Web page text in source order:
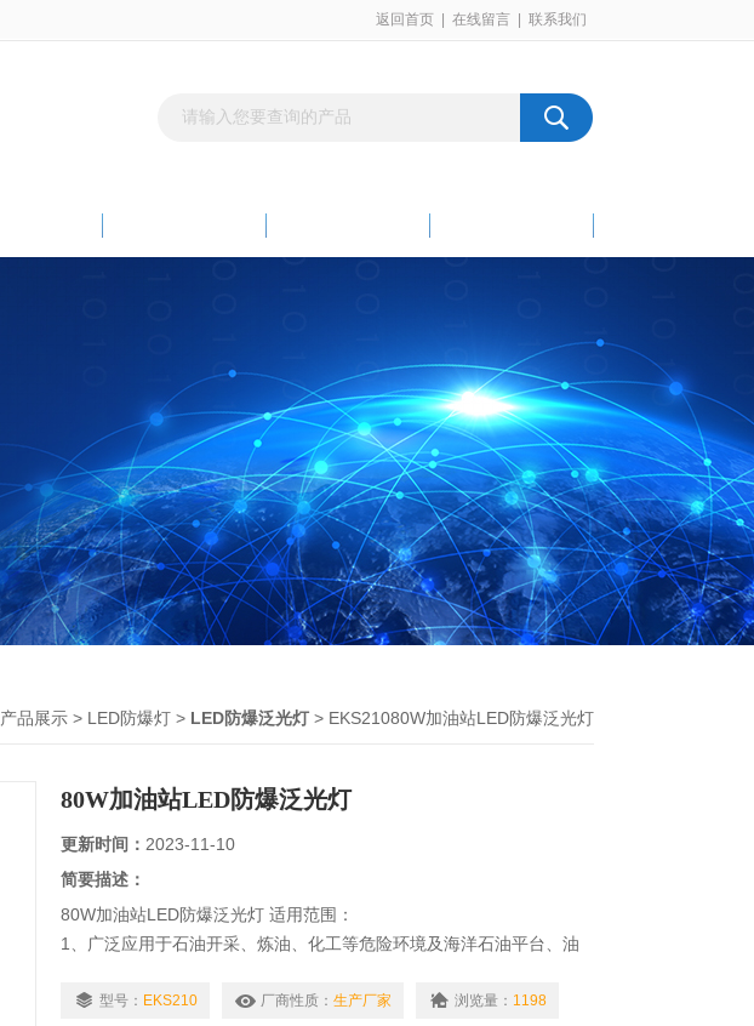
返回首页 在线留言 联系我们
产品展示 > LED防爆灯 > LED防爆泛光灯 > EKS21080W加油站LED防爆泛光灯
80W加油站LED防爆泛光灯
更新时间： 2023-11-10
简要描述：
80W加油站LED防爆泛光灯 适用范围：
1、广泛应用于石油开采、炼油、化工等危险环境及海洋石油平台、油
照明之用；
型号： EKS210 厂商性质： 生产厂家 浏览量： 1198